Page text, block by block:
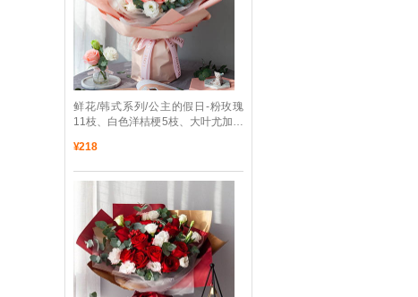
鲜花/韩式系列/公主的假日-粉玫瑰
11枝、白色洋桔梗5枝、大叶尤加利
¥218